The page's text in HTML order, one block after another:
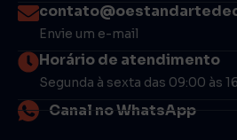
Envie um e-mail
Horário de atendimento
Segunda à sexta das 09:00 às
Canal no WhatsApp